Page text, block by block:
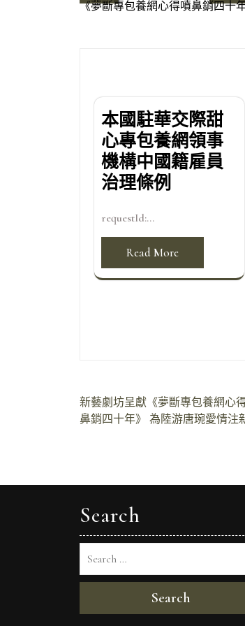
章
《夢斷專包養網心得噴鼻銷四十
本國駐華交際甜
心專包養網領事
機構中國籍雇員
治理條例
requestId:...
Read More
文
章
覽
新藝劇坊呈獻《夢斷專包養網心
鼻銷四十年》 為陸游唐琬愛情注
Search
Search